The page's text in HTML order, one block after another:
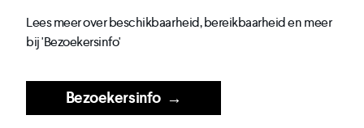
Lees meer over beschikbaarheid, bereikbaarheid en meer
bij 'Bezoekersinfo'
Bezoekersinfo→